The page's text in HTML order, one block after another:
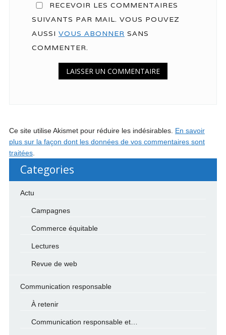
RECEVOIR LES COMMENTAIRES
SUIVANTS PAR MAIL. VOUS POUVEZ
AUSSI VOUS ABONNER SANS
COMMENTER.
Ce site utilise Akismet pour réduire les indésirables. En savoir
plus sur la façon dont les données de vos commentaires sont
traitées.
Categories
Actu
Campagnes
Commerce équitable
Lectures
Revue de web
Communication responsable
À retenir
Communication responsable et…